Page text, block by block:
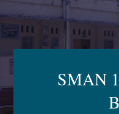
SMAN